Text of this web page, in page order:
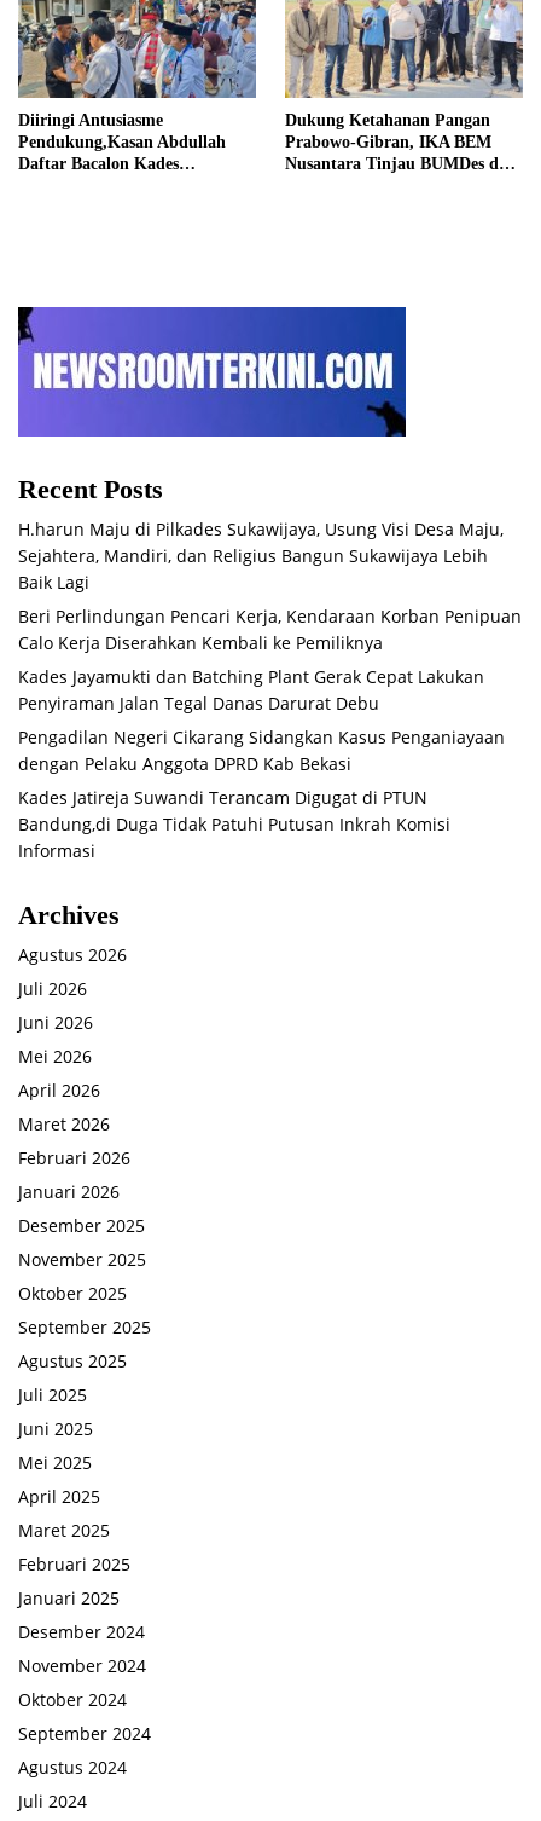
Diiringi Antusiasme
Pendukung,Kasan Abdullah
Daftar Bacalon Kades
Dukung Ketahanan Pangan
Prabowo-Gibran, IKA BEM
Nusantara Tinjau BUMDes dan
Recent Posts
H.harun Maju di Pilkades Sukawijaya, Usung Visi Desa Maju,
Sejahtera, Mandiri, dan Religius Bangun Sukawijaya Lebih
Baik Lagi
Beri Perlindungan Pencari Kerja, Kendaraan Korban Penipuan
Calo Kerja Diserahkan Kembali ke Pemiliknya
Kades Jayamukti dan Batching Plant Gerak Cepat Lakukan
Penyiraman Jalan Tegal Danas Darurat Debu
Pengadilan Negeri Cikarang Sidangkan Kasus Penganiayaan
dengan Pelaku Anggota DPRD Kab Bekasi
Kades Jatireja Suwandi Terancam Digugat di PTUN
Bandung,di Duga Tidak Patuhi Putusan Inkrah Komisi
Informasi
Archives
Agustus 2026
Juli 2026
Juni 2026
Mei 2026
April 2026
Maret 2026
Februari 2026
Januari 2026
Desember 2025
November 2025
Oktober 2025
September 2025
Agustus 2025
Juli 2025
Juni 2025
Mei 2025
April 2025
Maret 2025
Februari 2025
Januari 2025
Desember 2024
November 2024
Oktober 2024
September 2024
Agustus 2024
Juli 2024